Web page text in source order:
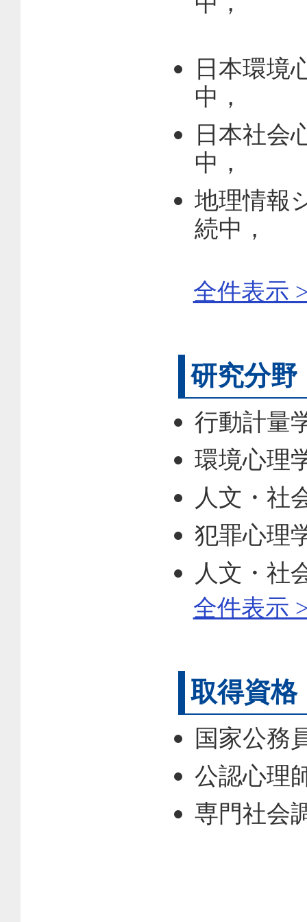
日本環境
中，
日本社会
中，
地理情報
続中，
全件表示
研究分野
行動計量
環境心理
人文・社
犯罪心理
人文・社
全件表示
取得資格
国家公務
公認心理
専門社会